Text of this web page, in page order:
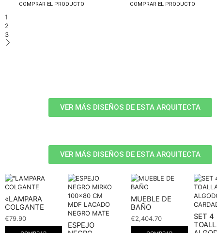
COMPRAR EL PRODUCTO COMPRAR EL PRODUCTO
1
2
3
VER MÁS DISEÑOS DE ESTA ARQUITECTA
VER MÁS DISEÑOS DE ESTA ARQUITECTA
«LAMPARA
COLGANTE
€79.90
ESPEJO
MUEBLE DE
BAÑO
€2,404.70
SET 4